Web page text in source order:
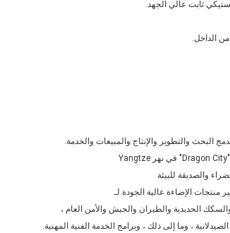
ثابت عالي الجهد.
من الداخل.
والصديقة للبيئة
منتجات الإضاءة عالية الجودة لـ
والسكك الحديدية والطيران والجيش والأمن العام ،
، وما إلى ذلك ، وبرامج الخدمة الفنية المهنية.